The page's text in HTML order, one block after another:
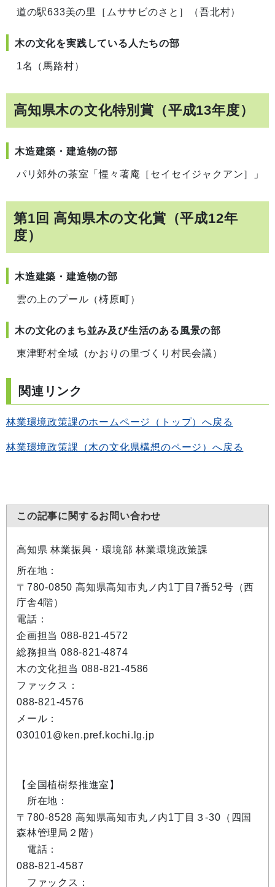
道の駅633美の里［ムササビのさと］（吾北村）
木の文化を実践している人たちの部
1名（馬路村）
高知県木の文化特別賞（平成13年度）
木造建築・建造物の部
パリ郊外の茶室「惺々著庵［セイセイジャクアン］」
第1回 高知県木の文化賞（平成12年
度）
木造建築・建造物の部
雲の上のプール（梼原町）
木の文化のまち並み及び生活のある風景の部
東津野村全域（かおりの里づくり村民会議）
関連リンク
林業環境政策課のホームページ（トップ）へ戻る
林業環境政策課（木の文化県構想のページ）へ戻る
この記事に関するお問い合わせ
高知県 林業振興・環境部 林業環境政策課
所在地：
〒780-0850 高知県高知市丸ノ内1丁目7番52号（西
庁舎4階）
電話：
企画担当 088-821-4572
総務担当 088-821-4874
木の文化担当 088-821-4586
ファックス：
088-821-4576
メール：
030101@ken.pref.kochi.lg.jp
【全国植樹祭推進室】
所在地：
〒780-8528 高知県高知市丸ノ内1丁目３-30（四国
森林管理局２階）
電話：
088-821-4587
ファックス：